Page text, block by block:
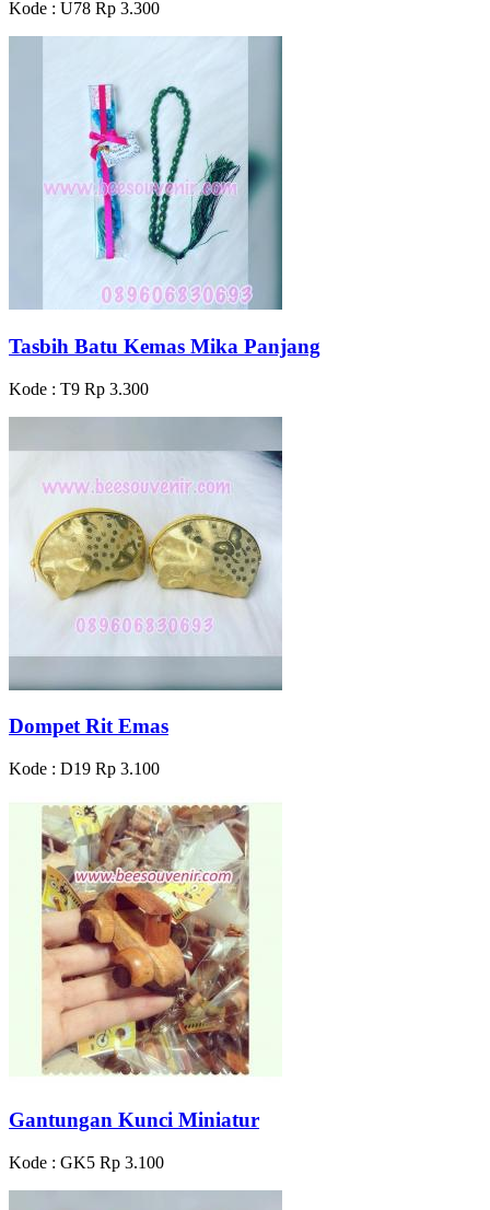
Kode : U78 Rp 3.300
Tasbih Batu Kemas Mika Panjang
Kode : T9 Rp 3.300
Dompet Rit Emas
Kode : D19 Rp 3.100
Gantungan Kunci Miniatur
Kode : GK5 Rp 3.100